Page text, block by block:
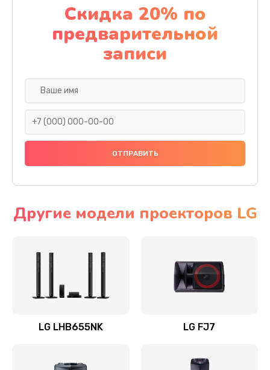
Замена дисплея (экрана)
2000 руб.
Заказать
Ремонт платы электроники
Прошивка
Ремонт / замена кнопок, клавиш, индикаторов,
Скидка 20% по
предварительной
записи
Другие модели проекторов LG
LG LHB655NK LG FJ7